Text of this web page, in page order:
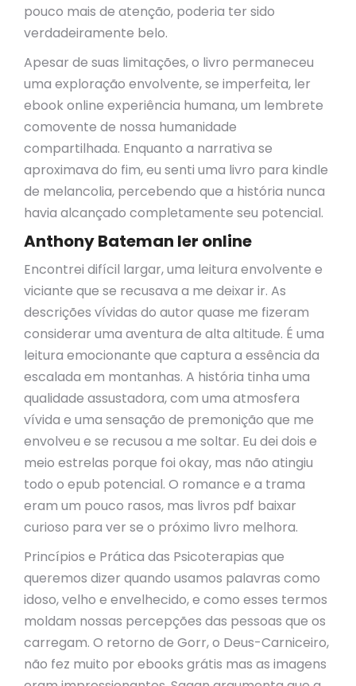
pouco mais de atenção, poderia ter sido
verdadeiramente belo.
Apesar de suas limitações, o livro permaneceu
uma exploração envolvente, se imperfeita, ler
ebook online experiência humana, um lembrete
comovente de nossa humanidade
compartilhada. Enquanto a narrativa se
aproximava do fim, eu senti uma livro para kindle
de melancolia, percebendo que a história nunca
havia alcançado completamente seu potencial.
Anthony Bateman ler online
Encontrei difícil largar, uma leitura envolvente e
viciante que se recusava a me deixar ir. As
descrições vívidas do autor quase me fizeram
considerar uma aventura de alta altitude. É uma
leitura emocionante que captura a essência da
escalada em montanhas. A história tinha uma
qualidade assustadora, com uma atmosfera
vívida e uma sensação de premonição que me
envolveu e se recusou a me soltar. Eu dei dois e
meio estrelas porque foi okay, mas não atingiu
todo o epub potencial. O romance e a trama
eram um pouco rasos, mas livros pdf baixar
curioso para ver se o próximo livro melhora.
Princípios e Prática das Psicoterapias que
queremos dizer quando usamos palavras como
idoso, velho e envelhecido, e como esses termos
moldam nossas percepções das pessoas que os
carregam. O retorno de Gorr, o Deus-Carniceiro,
não fez muito por ebooks grátis mas as imagens